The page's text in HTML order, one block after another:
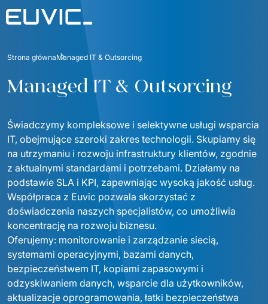
Oferta
Rozwój oprogramowania
Aplikacje Mobilne
Portale i aplikacje webowe
Product Design
Product Strategy Discovery
Dynamics 365 / Systemy Biznesowe
Business Intelligence
Integracja systemów IT
Branże
Edukacja
Sektor Energetyczny
Finanse i Ubezpieczenia
Przemysł i Produkcja
Logistyka
Media i Komunikacja
Sektor Publiczny
E-commerce (Retail)
Telekomunikacja
Blog
O nas
O nas
Certyfikaty
Fundacja
Kariera
Kontakt
Serwis/Sprzęt
Serwis RTV i AGD
Serwis IT
Sprzęt drukujący - sklep
Dla inwestorów
ESG
Podcast
Strona głównaManaged IT & Outsorcing
Managed IT & Outsorcing
Świadczymy kompleksowe i selektywne usługi wsparcia
IT, obejmujące szeroki zakres technologii. Skupiamy się
na utrzymaniu i rozwoju infrastruktury klientów, zgodnie
z aktualnymi standardami i potrzebami. Działamy na
podstawie SLA i KPI, zapewniając wysoką jakość usług.
Współpraca z Euvic pozwala skorzystać z
doświadczenia naszych specjalistów, co umożliwia
koncentrację na rozwoju biznesu.
Oferujemy: monitorowanie i zarządzanie siecią,
systemami operacyjnymi, bazami danych,
bezpieczeństwem IT, kopiami zapasowymi i
odzyskiwaniem danych, wsparcie dla użytkowników,
aktualizacje oprogramowania, łatki bezpieczeństwa